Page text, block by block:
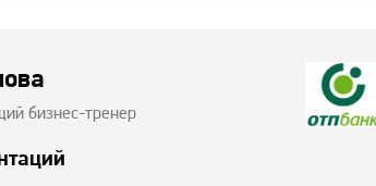
бизнес-тренер